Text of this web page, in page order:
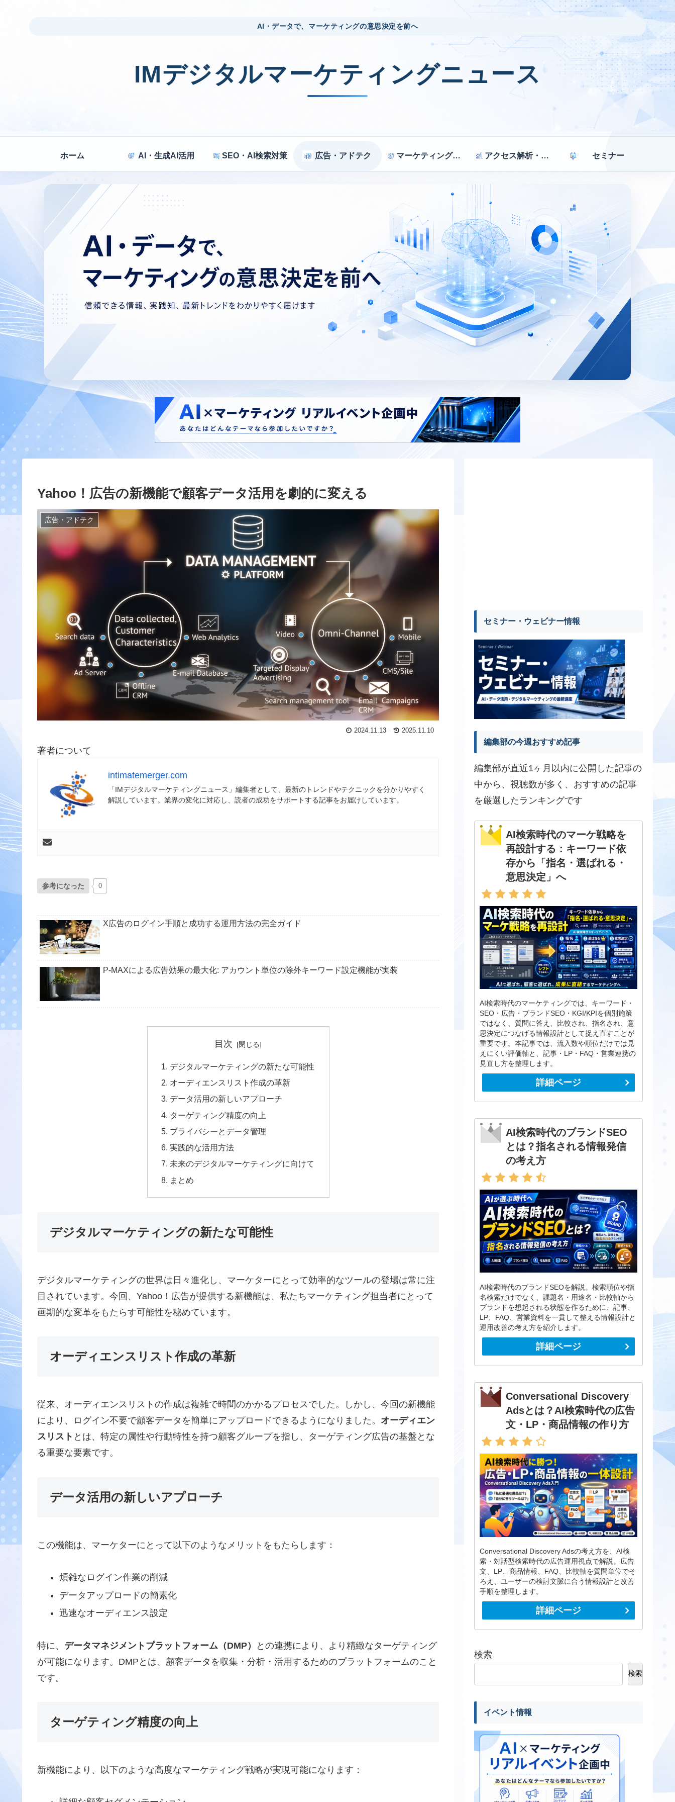
AI・データで、マーケティングの意思決定を前へ
IMデジタルマーケティングニュース
ホーム AI・生成AI活用 SEO・AI検索対策 広告・アドテク マーケティング戦略 アクセス解析・効果測定 セミナー
Yahoo！広告の新機能で顧客データ活用を劇的に変える
広告・アドテク
2024.11.13 2025.11.10
著者について
intimatemerger.com
「IMデジタルマーケティングニュース」編集者として、最新のトレンドやテクニックを分かりやすく
解説しています。業界の変化に対応し、読者の成功をサポートする記事をお届けしています。
参考になった 0
X広告のログイン手順と成功する運用方法の完全ガイド
P-MAXによる広告効果の最大化: アカウント単位の除外キーワード設定機能が実装
目次
デジタルマーケティングの新たな可能性
オーディエンスリスト作成の革新
データ活用の新しいアプローチ
ターゲティング精度の向上
プライバシーとデータ管理
実践的な活用方法
未来のデジタルマーケティングに向けて
まとめ
デジタルマーケティングの新たな可能性
デジタルマーケティングの世界は日々進化し、マーケターにとって効率的なツールの登場は常に注
目されています。今回、Yahoo！広告が提供する新機能は、私たちマーケティング担当者にとって
画期的な変革をもたらす可能性を秘めています。
オーディエンスリスト作成の革新
従来、オーディエンスリストの作成は複雑で時間のかかるプロセスでした。しかし、今回の新機能
により、ログイン不要で顧客データを簡単にアップロードできるようになりました。 オーディエン
スリスト とは、特定の属性や行動特性を持つ顧客グループを指し、ターゲティング広告の基盤とな
る重要な要素です。
データ活用の新しいアプローチ
この機能は、マーケターにとって以下のようなメリットをもたらします：
煩雑なログイン作業の削減
データアップロードの簡素化
迅速なオーディエンス設定
特に、 データマネジメントプラットフォーム（DMP）
との連携により、より精緻なターゲティング
が可能になります。DMPとは、顧客データを収集・分析・活用するためのプラットフォームのこと
です。
ターゲティング精度の向上
新機能により、以下のような高度なマーケティング戦略が実現可能になります：
セミナー・ウェビナー情報
編集部の今週おすすめ記事
編集部が直近1ヶ月以内に公開した記事の
中から、視聴数が多く、おすすめの記事
を厳選したランキングです
AI検索時代のマーケ戦略を
再設計する：キーワード依
存から「指名・選ばれる・
意思決定」へ
AI検索時代のマーケティングでは、キーワード・
SEO・広告・ブランドSEO・KGI/KPIを個別施策
ではなく、質問に答え、比較され、指名され、意
思決定につなげる情報設計として捉え直すことが
重要です。本記事では、流入数や順位だけでは見
えにくい評価軸と、記事・LP・FAQ・営業連携の
見直し方を整理します。
詳細ページ
AI検索時代のブランドSEO
とは？指名される情報発信
の考え方
AI検索時代のブランドSEOを解説。検索順位や指
名検索だけでなく、課題名・用途名・比較軸から
ブランドを想起される状態を作るために、記事、
LP、FAQ、営業資料を一貫して整える情報設計と
運用改善の考え方を紹介します。
詳細ページ
Conversational Discovery
Adsとは？AI検索時代の広告
文・LP・商品情報の作り方
Conversational Discovery Adsの考え方を、AI検
索・対話型検索時代の広告運用視点で解説。広告
文、LP、商品情報、FAQ、比較軸を質問単位でそ
ろえ、ユーザーの検討文脈に合う情報設計と改善
手順を整理します。
詳細ページ
検索
検索
イベント情報